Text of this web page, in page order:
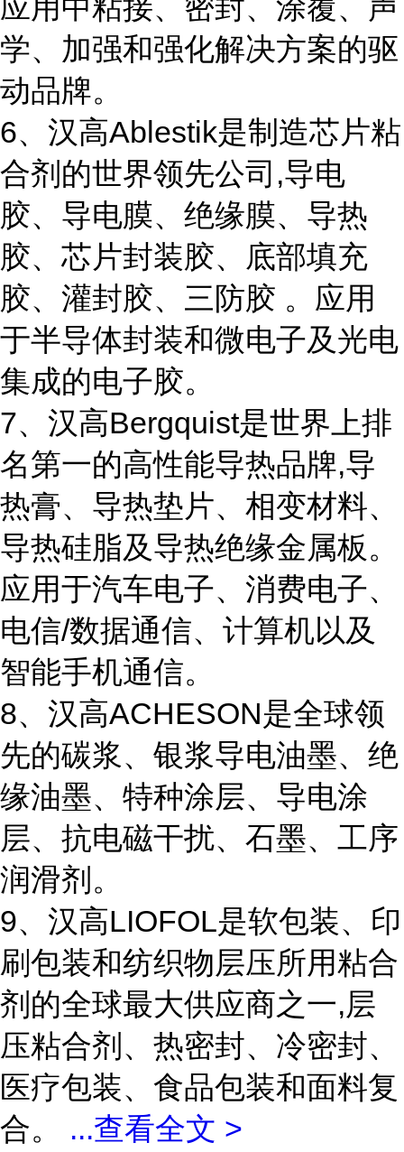
应用中粘接、密封、涂覆、声
学、加强和强化解决方案的驱
动品牌。
6、汉高Ablestik是制造芯片粘
合剂的世界领先公司,导电
胶、导电膜、绝缘膜、导热
胶、芯片封装胶、底部填充
胶、灌封胶、三防胶 。应用
于半导体封装和微电子及光电
集成的电子胶。
7、汉高Bergquist是世界上排
名第一的高性能导热品牌,导
热膏、导热垫片、相变材料、
导热硅脂及导热绝缘金属板。
应用于汽车电子、消费电子、
电信/数据通信、计算机以及
智能手机通信。
8、汉高ACHESON是全球领
先的碳浆、银浆导电油墨、绝
缘油墨、特种涂层、导电涂
层、抗电磁干扰、石墨、工序
润滑剂。
9、汉高LIOFOL是软包装、印
刷包装和纺织物层压所用粘合
剂的全球最大供应商之一,层
压粘合剂、热密封、冷密封、
医疗包装、食品包装和面料复
合。 ...查看全文 >